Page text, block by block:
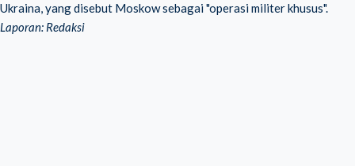
Ukraina, yang disebut Moskow sebagai "operasi militer khusus".
Laporan: Redaksi